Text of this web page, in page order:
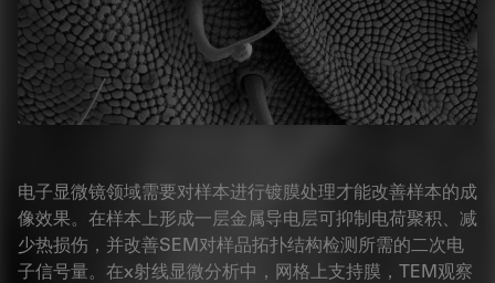
电子显微镜领域需要对样本进行镀膜处理才能改善样本的成
像效果。在样本上形成一层金属导电层可抑制电荷聚积、减
少热损伤，并改善SEM对样品拓扑结构检测所需的二次电
子信号量。在x射线显微分析中，网格上支持膜，TEM观察